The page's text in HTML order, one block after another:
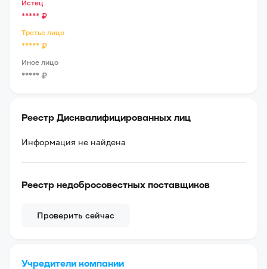
Истец
***** ₽
Третье лицо
***** ₽
Иное лицо
***** ₽
Реестр Дисквалифицированных лиц
Информация не найдена
Реестр недобросовестных поставщиков
Проверить сейчас
Учредители компании